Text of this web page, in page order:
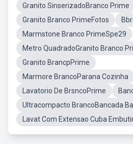
Granito SinserizadoBranco Prime
Granito Branco PrimeFotos
Marmstone Branco PrimeSpe29
Metro QuadradoGranito Branco
Granito BrancpPrime
Marmore BrancoParana Cozinha
Lavatorio De BrsncoPrime
Ultracompacto BrancoBancada
Lavat Com Extensao Cuba